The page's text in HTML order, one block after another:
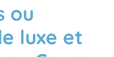
ou
luxe et